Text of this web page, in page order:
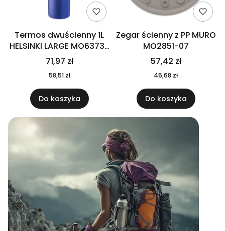
Termos dwuścienny 1L
HELSINKI LARGE MO6373-
04
71,97 zł
58,51 zł
Do koszyka
Zegar ścienny z PP MURO
MO2851-07
57,42 zł
46,68 zł
Do koszyka